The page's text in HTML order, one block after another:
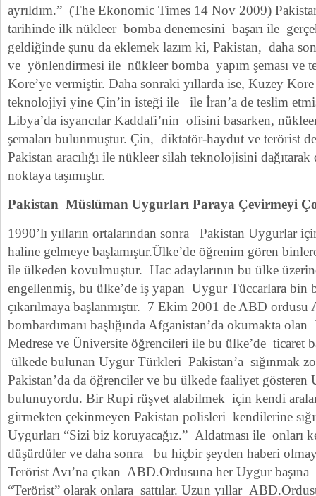
ayrıldım.” (The Ekonomic Times 14 Nov 2009)
tarihinde ilk nükleer bomba denemesini başarı ile
geldiğinde şunu da eklemek lazım ki, Pakistan, daha
ve yönlendirmesi ile nükleer bomba yapım şeması ve
Kore’ye vermiştir. Daha sonraki yıllarda ise, Kuzey Kore
teknolojiyi yine Çin’in isteği ile ile İran’a de teslim
Libya’da isyancılar Kaddafi’nin ofisini basarken,
şemaları bulunmuştur. Çin, diktatör-haydut ve terörist
Pakistan aracılığı ile nükleer silah teknolojisini
noktaya taşımıştır.
Pakistan Müslüman Uygurları Paraya Çevirmeyi
1990’lı yılların ortalarından sonra Pakistan Uygurlar
haline gelmeye başlamıştır.Ülke’de öğrenim gören
ile ülkeden kovulmuştur. Hac adaylarının bu ülke
engellenmiş, bu ülke’de iş yapan Uygur Tüccarlara bin
çıkarılmaya başlanmıştır. 7 Ekim 2001 de ABD ordusu
bombardımanı başlığında Afganistan’da okumakta
Medrese ve Üniversite öğrencileri ile bu ülke’de ticaret
ülkede bulunan Uygur Türkleri Pakistan’a sığınmak
Pakistan’da da öğrenciler ve bu ülkede faaliyet gösteren
bulunuyordu. Bir Rupi rüşvet alabilmek için kendi
girmekten çekinmeyen Pakistan polisleri kendilerine
Uygurları “Sizi biz koruyacağız.” Aldatması ile onları
düşürdüler ve daha sonra bu hiçbir şeyden haberi
Terörist Avı’na çıkan ABD.Ordusuna her Uygur
“Terörist” olarak onlara sattılar. Uzun yıllar